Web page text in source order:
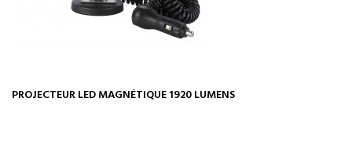
PROJECTEUR LED MAGNÉTIQUE 1920 LUMENS